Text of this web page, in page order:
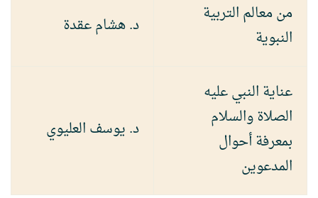
من معالم التربية
النبوية
د. هشام عقدة
عناية النبي عليه
الصلاة والسلام
بمعرفة أحوال
المدعوين
د. يوسف العليوي